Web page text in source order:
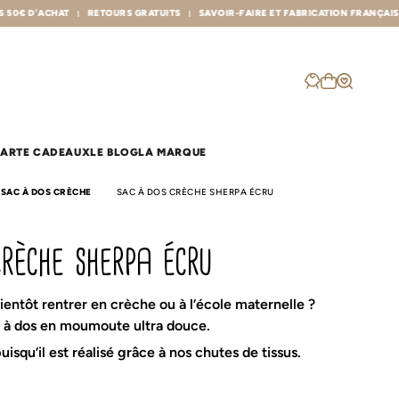
GRATUITS SAVOIR-FAIRE ET FABRICATION FRANÇAISE
Sac à dos crèche
Sac à langer
Sac banane
la balade
Cache cou
Couverture
langer
Plaid famille
Poncho de bain
Poncho de pluie
Protège livret de famille
r
CADEAUXLE BLOGLA MARQUE
SAC À DOS CRÈCHE SAC À DOS CRÈCHE SHERPA ÉCRU
sherpa écru
rentrer en crèche ou à l’école maternelle ?
dos en moumoute ultra douce.
est réalisé grâce à nos chutes de tissus.